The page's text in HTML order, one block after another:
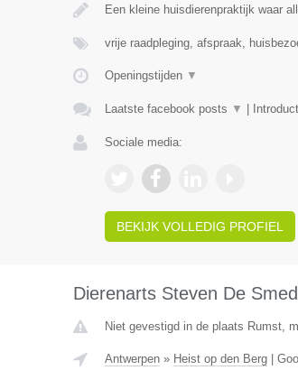
Een kleine huisdierenpraktijk waar
vrije raadpleging, afspraak,
Openingstijden ▼
Laatste facebook posts ▼
Sociale media:
BEKIJK VOLLEDIG PROFIEL
Dierenarts Steven De
Niet gevestigd in de plaats Rumst,
Antwerpen» Heist op den Berg|